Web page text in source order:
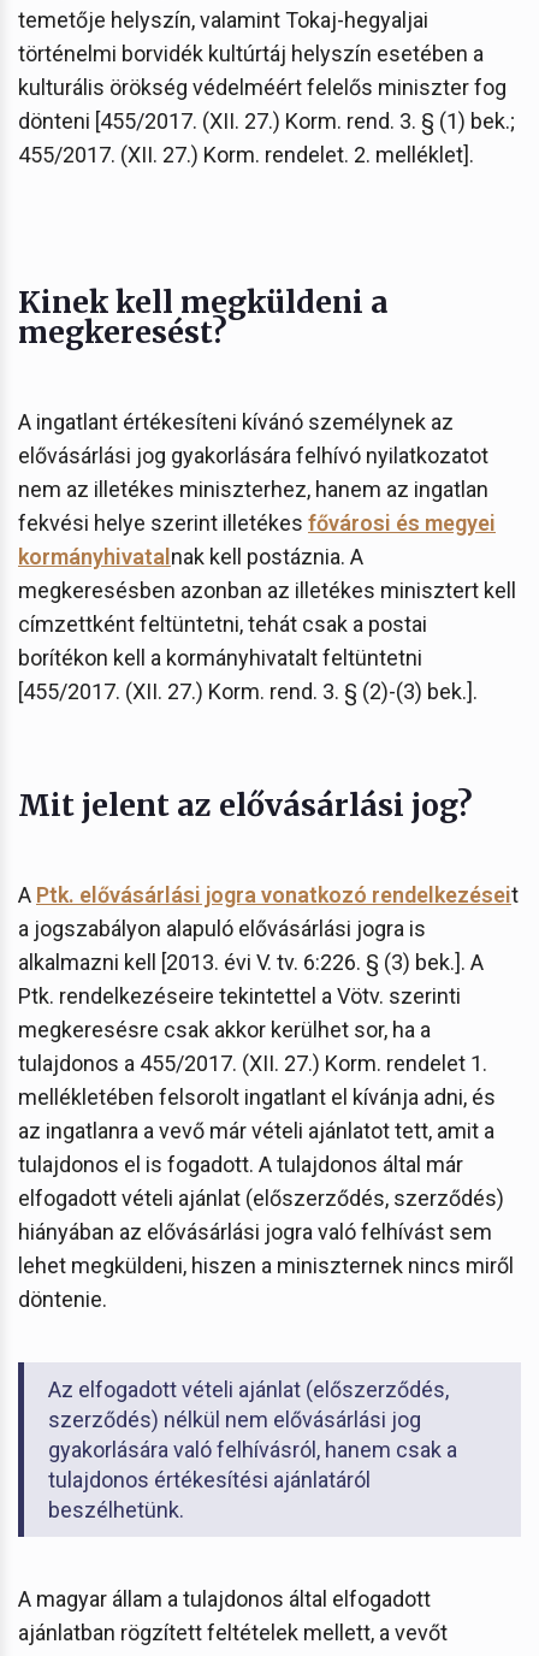
temetője helyszín, valamint Tokaj-hegyaljai
történelmi borvidék kultúrtáj helyszín esetében a
kulturális örökség védelméért felelős miniszter fog
dönteni [455/2017. (XII. 27.) Korm. rend. 3. § (1) bek.;
455/2017. (XII. 27.) Korm. rendelet. 2. melléklet].
Kinek kell megküldeni a
megkeresést?
A ingatlant értékesíteni kívánó személynek az
elővásárlási jog gyakorlására felhívó nyilatkozatot
nem az illetékes miniszterhez, hanem az ingatlan
fekvési helye szerint illetékes fővárosi és megyei
kormányhivatalnak kell postáznia. A
megkeresésben azonban az illetékes minisztert kell
címzettként feltüntetni, tehát csak a postai
borítékon kell a kormányhivatalt feltüntetni
[455/2017. (XII. 27.) Korm. rend. 3. § (2)-(3) bek.].
Mit jelent az elővásárlási jog?
A Ptk. elővásárlási jogra vonatkozó rendelkezéseit
a jogszabályon alapuló elővásárlási jogra is
alkalmazni kell [2013. évi V. tv. 6:226. § (3) bek.]. A
Ptk. rendelkezéseire tekintettel a Vötv. szerinti
megkeresésre csak akkor kerülhet sor, ha a
tulajdonos a 455/2017. (XII. 27.) Korm. rendelet 1.
mellékletében felsorolt ingatlant el kívánja adni, és
az ingatlanra a vevő már vételi ajánlatot tett, amit a
tulajdonos el is fogadott. A tulajdonos által már
elfogadott vételi ajánlat (előszerződés, szerződés)
hiányában az elővásárlási jogra való felhívást sem
lehet megküldeni, hiszen a miniszternek nincs miről
döntenie.
Az elfogadott vételi ajánlat (előszerződés,
szerződés) nélkül nem elővásárlási jog
gyakorlására való felhívásról, hanem csak a
tulajdonos értékesítési ajánlatáról
beszélhetünk.
A magyar állam a tulajdonos által elfogadott
ajánlatban rögzített feltételek mellett, a vevőt